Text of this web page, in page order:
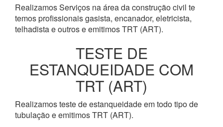
Realizamos Serviços na área da construção civil te
temos profissionais gasista, encanador, eletricista,
telhadista e outros e emitimos TRT (ART).
TESTE DE
ESTANQUEIDADE COM
TRT (ART)
Realizamos teste de estanqueidade em todo tipo de
tubulação e emitimos TRT (ART).